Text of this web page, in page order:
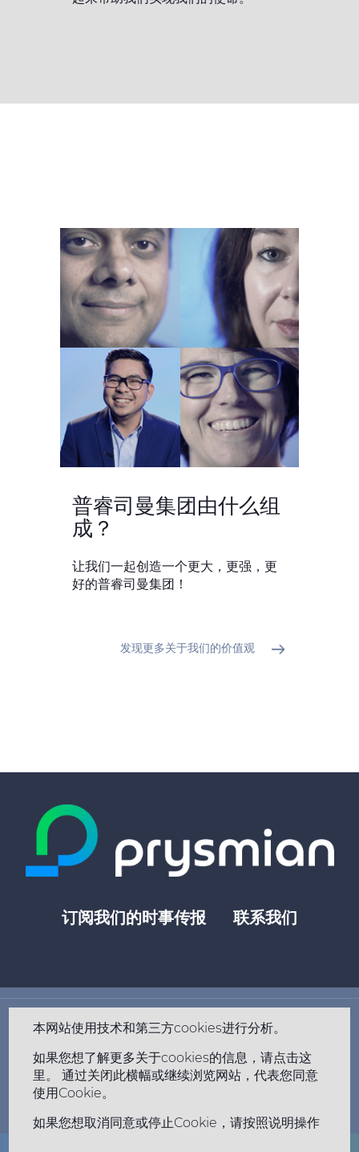
普睿司曼集团由什么组
成？
让我们一起创造一个更大，更强，更
好的普睿司曼集团！
发现更多关于我们的价值观
Footer
menu
-
Prysmian
订阅我们的时事传报 联系我们
Footer
menu
-
Prysmian
关于我们
市场
历程
分享价格 €- MILANO,
本网站使用技术和第三方cookies进行分析。
如果您想了解更多关于cookies的信息，请点击这
里。 通过关闭此横幅或继续浏览网站，代表您同意
使用Cookie。
如果您想取消同意或停止Cookie，请按照说明操作